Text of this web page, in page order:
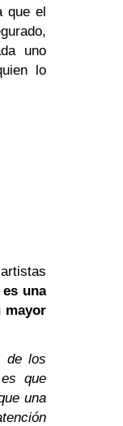
que el
uno
lo
una
mayor
de los
que
una